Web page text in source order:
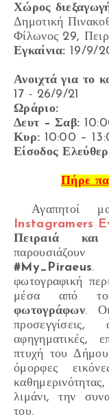
Χώρος
Δημοτική
Φίλωνος 29,
Εγκαίνια: 19/9/
Ανοιχτά για το
17 - 26/9/21
Ωράριο:
Δευτ – Σαβ:
Κυρ: 10:00 –
Είσοδος
Πήρε
Αγαπητοί
Instagramers
Πειραιά
#My_Piraeus.
φωτογραφική
μέσα από
φωτογράφων.
προσεγγίσεις,
αφηγηματικές,
πτυχή του
όμορφες
λιμάνι, την
του.